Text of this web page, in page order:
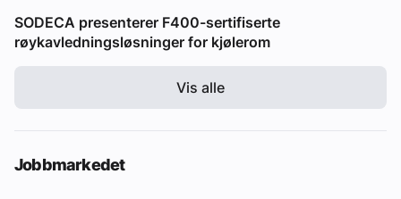
SODECA presenterer F400-sertifiserte
røykavledningsløsninger for kjølerom
Vis alle
Jobbmarkedet